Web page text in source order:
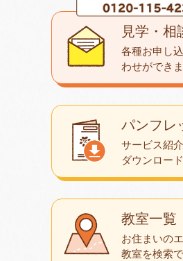
教室一覧
お住まいの
教室を検索で
パンフレ
サービス紹
ダウンロード
見学・相
各種お申し
わせができま